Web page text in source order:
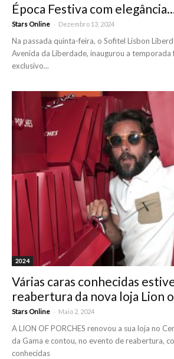
Época Festiva com
Stars Online - Dezembro 13, 2024
Na passada quinta-feira, o Sofitel Lisbon
Avenida da Liberdade, inaugurou a
exclusivo...
2024
Várias caras conhecidas
reabertura da nova loja Lion
Stars Online - Maio 2, 2024
A LION OF PORCHES renovou a sua loja no
da Gama e contou, no evento de reabertura,
conhecidas